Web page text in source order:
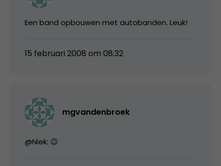
Een band opbouwen met autobanden. Leuk!
15 februari 2008 om 08:32
mgvandenbroek
@Niek: 😉